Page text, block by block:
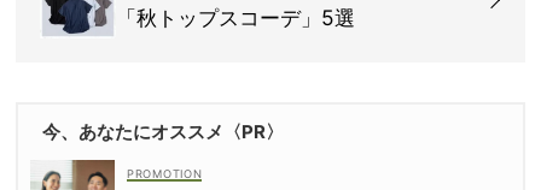
「秋トップスコーデ」5選
今、あなたにオススメ〈PR〉